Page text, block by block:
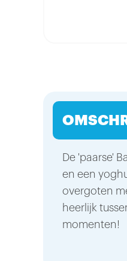
De 'paarse'
en een
overgoten
heerlijk
momenten!